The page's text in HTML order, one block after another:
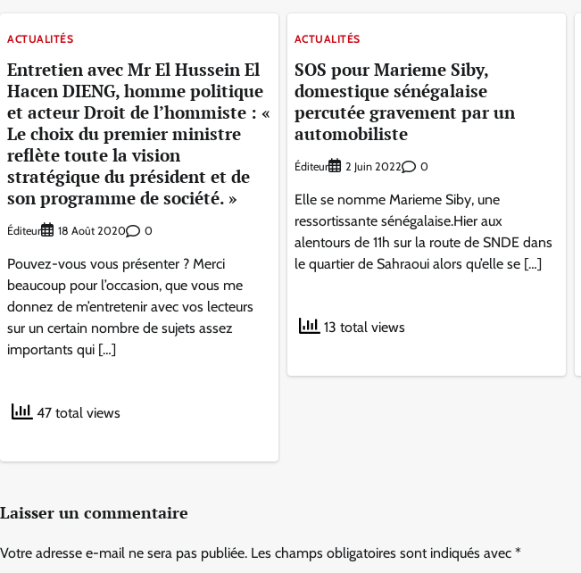
ACTUALITÉS
Entretien avec Mr El Hussein El
Hacen DIENG, homme politique
et acteur Droit de l’hommiste : «
Le choix du premier ministre
reflète toute la vision
stratégique du président et de
son programme de société. »
Éditeur 18 Août 2020 0
Pouvez-vous vous présenter ? Merci
beaucoup pour l’occasion, que vous me
donnez de m’entretenir avec vos lecteurs
sur un certain nombre de sujets assez
importants qui […]
47 total views
ACTUALITÉS
SOS pour Marieme Siby,
domestique sénégalaise
percutée gravement par un
automobiliste
Éditeur 2 Juin 2022 0
Elle se nomme Marieme Siby, une
ressortissante sénégalaise.Hier aux
alentours de 11h sur la route de SNDE dans
le quartier de Sahraoui alors qu’elle se […]
13 total views
Laisser un commentaire
Votre adresse e-mail ne sera pas publiée. Les champs obligatoires sont indiqués avec *